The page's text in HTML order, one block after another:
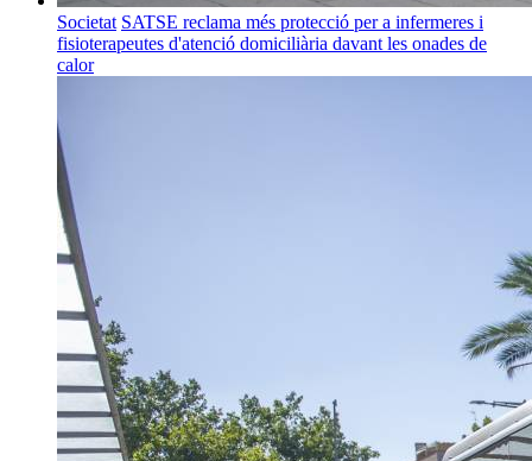
Societat SATSE reclama més protecció per a infermeres i
fisioterapeutes d'atenció domiciliària davant les onades de
calor